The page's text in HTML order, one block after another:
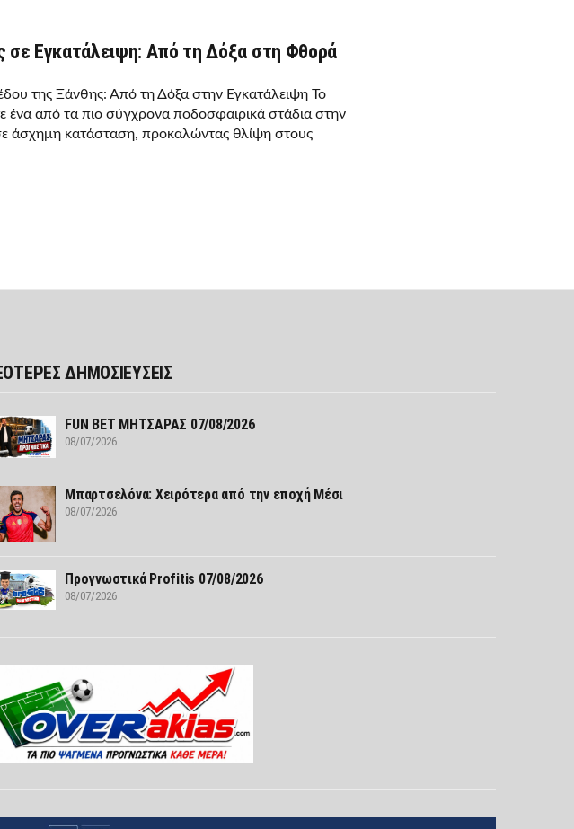
σε Εγκατάλειψη: Από τη Δόξα στη Φθορά
της Ξάνθης: Από τη Δόξα στην Εγκατάλειψη Το
ένα από τα πιο σύγχρονα ποδοσφαιρικά στάδια στην
άσχημη κατάσταση, προκαλώντας θλίψη στους
ΔΗΜΟΣΙΕΥΣΕΙΣ
FUN ΒΕΤ ΜΗΤΣΑΡΑΣ 07/08/2026
08/07/2026
Μπαρτσελόνα: Χειρότερα από την εποχή Μέσι
08/07/2026
Προγνωστικά Profitis 07/08/2026
08/07/2026